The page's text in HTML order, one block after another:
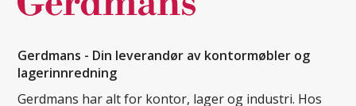
Gerdmans - Din leverandør av kontormøbler og
lagerinnredning
Gerdmans har alt for kontor, lager og industri. Hos